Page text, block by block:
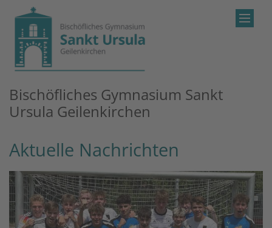
Zum Inhalt springen
Bischöfliches Gymnasium Sankt
Ursula Geilenkirchen
Aktuelle Nachrichten